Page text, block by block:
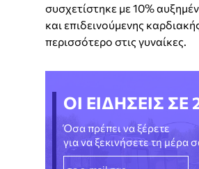
συσχετίστηκε με 10%
και επιδεινούμενης
περισσότερο στις γυναίκες.
ΟΙ ΕΙΔΗΣΕΙΣ ΣΕ
Όσα πρέπει να ξέρετε
για να ξεκινήσετε τη μέρα